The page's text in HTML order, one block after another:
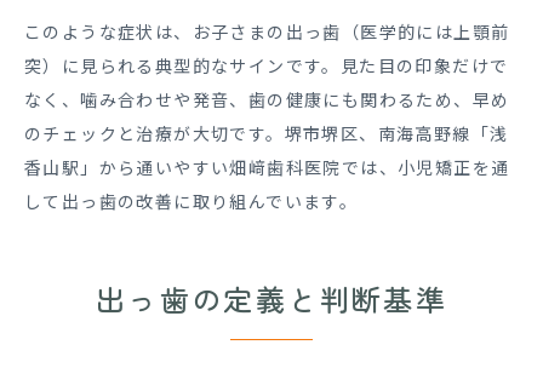
このような症状は、お子さまの出っ歯（医学的には上顎前
突）に見られる典型的なサインです。見た目の印象だけで
なく、噛み合わせや発音、歯の健康にも関わるため、早め
のチェックと治療が大切です。堺市堺区、南海高野線「浅
香山駅」から通いやすい畑﨑歯科医院では、小児矯正を通
して出っ歯の改善に取り組んでいます。
出っ歯の定義と 判断基準